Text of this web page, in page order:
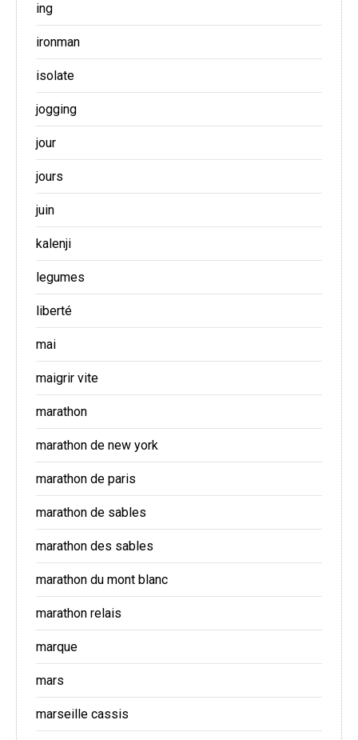
ing
ironman
isolate
jogging
jour
jours
juin
kalenji
legumes
liberté
mai
maigrir vite
marathon
marathon de new york
marathon de paris
marathon de sables
marathon des sables
marathon du mont blanc
marathon relais
marque
mars
marseille cassis